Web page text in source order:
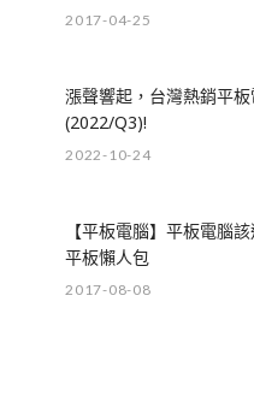
2017-04-25
漲聲響起，台灣熱銷平
(2022/Q3)!
2022-10-24
【平板電腦】平板電腦
平板懶人包
2017-08-08